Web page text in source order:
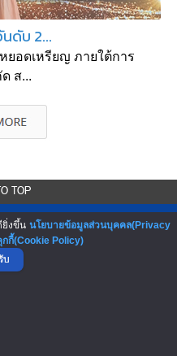
ดับ 2...
ยอดเหรียญ ภายใต้การ
ส...
TOP
ยิ่งขึ้น นโยบายข้อมูลส่วนบุคคล(Privacy
กี้(Cookie Policy)
บ